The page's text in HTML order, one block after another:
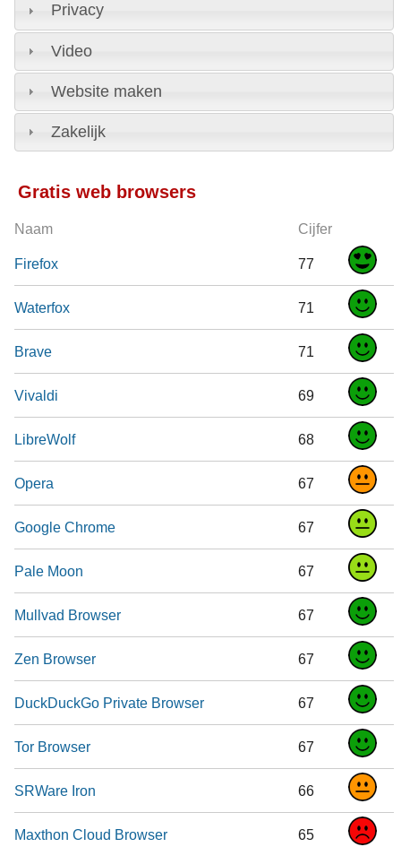
Privacy
Video
Website maken
Zakelijk
Gratis web browsers
Naam Cijfer
Firefox 77
Waterfox 71
Brave 71
Vivaldi 69
LibreWolf 68
Opera 67
Google Chrome 67
Pale Moon 67
Mullvad Browser 67
Zen Browser 67
DuckDuckGo Private Browser 67
Tor Browser 67
SRWare Iron 66
Maxthon Cloud Browser 65